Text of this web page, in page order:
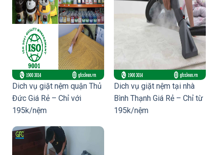
Dich vụ giặt nệm quận Thủ
Đức Giá Rẻ – Chỉ với
195k/nệm
Dich vụ giặt nệm tại nhà
Bình Thạnh Giá Rẻ – Chỉ từ
195k/nệm